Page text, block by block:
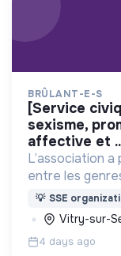
BRÛLANT-E-S
[service civique] sensibilisation contre le
sexisme,
affective et
L’association
entre les
et de prévenir
sexuelles.
💡 SSE
Vitry-sur-
4 days ago